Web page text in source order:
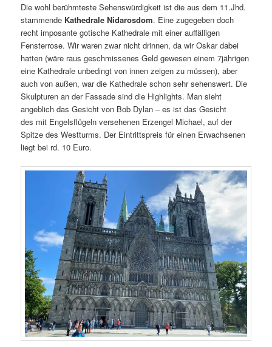
Die wohl berühmteste Sehenswürdigkeit ist die aus dem 11.Jhd.
stammende Kathedrale Nidarosdom. Eine zugegeben doch
recht imposante gotische Kathedrale mit einer auffälligen
Fensterrose. Wir waren zwar nicht drinnen, da wir Oskar dabei
hatten (wäre raus geschmissenes Geld gewesen einem 7jährigen
eine Kathedrale unbedingt von innen zeigen zu müssen), aber
auch von außen, war die Kathedrale schon sehr sehenswert. Die
Skulpturen an der Fassade sind die Highlights. Man sieht
angeblich das Gesicht von Bob Dylan – es ist das Gesicht
des mit Engelsflügeln versehenen Erzengel Michael, auf der
Spitze des Westturms. Der Eintrittspreis für einen Erwachsenen
liegt bei rd. 10 Euro.